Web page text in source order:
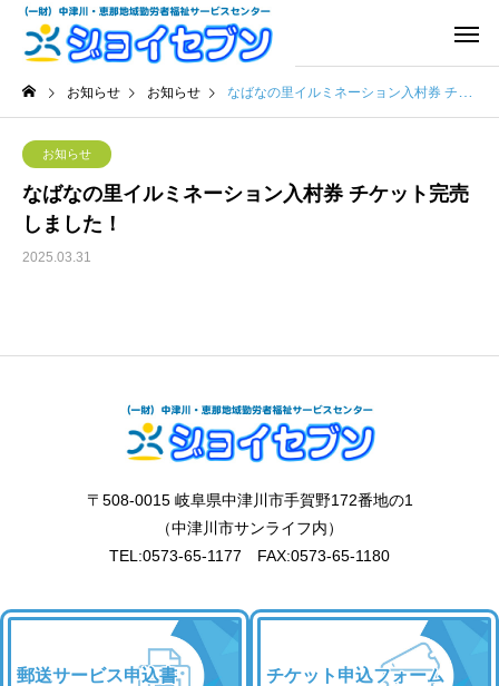
お知らせ お知らせ なばなの里イルミネーション入村券 チケット完売しました！
お知らせ
なばなの里イルミネーション入村券 チケット完売
しました！
2025.03.31
〒508-0015 岐阜県中津川市手賀野172番地の1
（中津川市サンライフ内）
TEL:0573-65-1177 FAX:0573-65-1180
郵送サービス申込書 チケット申込フォーム